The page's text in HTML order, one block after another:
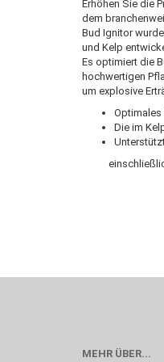
Erhöhen Sie die
dem
Bud Ignitor
und Kelp
Es optimiert die
hochwertigen
um explosive
Optimales
Die im
einschließlich
MEHR ÜBER...